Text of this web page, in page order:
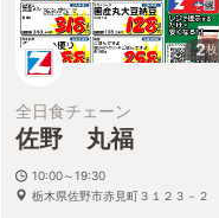
2枚
全日食チェーン
佐野 丸福
10:00～19:30
栃木県佐野市赤見町３１２３－２